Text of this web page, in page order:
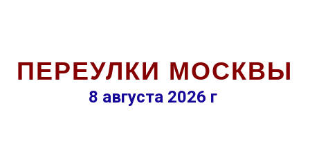
ПЕРЕУЛКИ МОСКВЫ
8 августа 2026 г